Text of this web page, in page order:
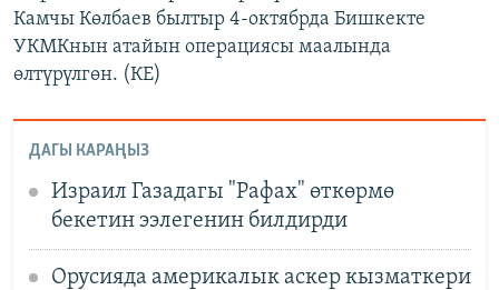
Камчы Көлбаев былтыр 4-октябрда Бишкекте
УКМКнын атайын операциясы маалында
өлтүрүлгөн. (КЕ)
ДАГЫ КАРАҢЫЗ
Израил Газадагы "Рафах" өткөрмө
бекетин ээлегенин билдирди
Орусияда америкалык аскер кызматкери